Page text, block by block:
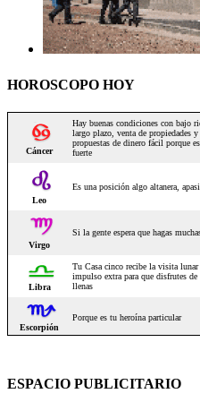
HOROSCOPO HOY
ESPACIO PUBLICITARIO